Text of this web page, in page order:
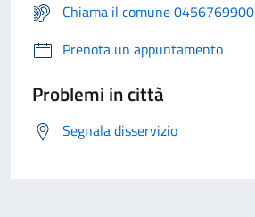
Chiama il comune 0456769900
Prenota un appuntamento
Problemi in città
Segnala disservizio